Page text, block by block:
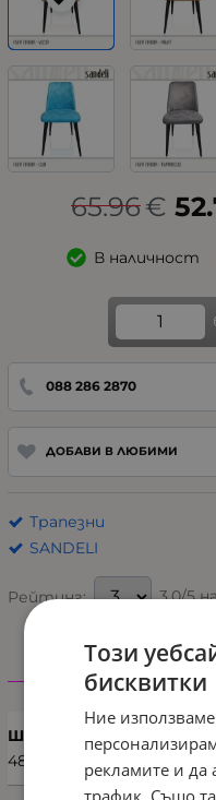
65.96€
В наличност
088 286 2870
ДОБАВИ В ЛЮБИМИ
Трапезни
SANDELI
Рейтинг: 3.0/5
Ширина (см)
48
Този
бисквитки
Ние
рекламите и
трафик. Също